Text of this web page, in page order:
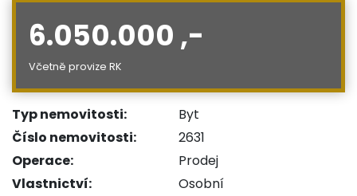
6.050.000 ,-
Včetně provize RK
Typ nemovitosti:
Byt
Číslo nemovitosti:
2631
Operace:
Prodej
Vlastnictví:
Osobní